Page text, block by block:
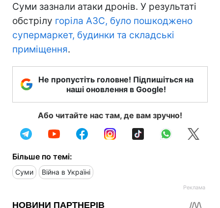
Суми зазнали атаки дронів. У результаті
обстрілу горіла АЗС, було пошкоджено
супермаркет, будинки та складські
приміщення.
Не пропустіть головне! Підпишіться на
наші оновлення в Google!
Або читайте нас там, де вам зручно!
Більше по темі:
Суми Війна в Україні